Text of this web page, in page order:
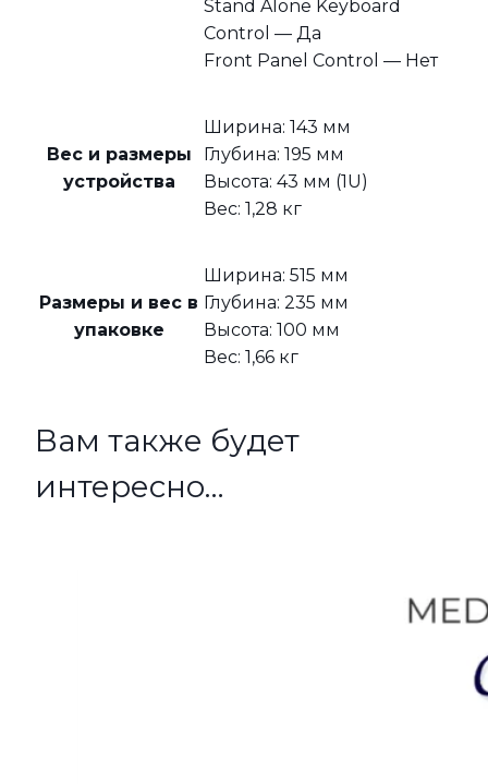
Stand Alone Keyboard
Control — Да
Front Panel Control — Нет
Вес и размеры
устройства
Ширина: 143 мм
Глубина: 195 мм
Высота: 43 мм (1U)
Вес: 1,28 кг
Размеры и вес в
упаковке
Ширина: 515 мм
Глубина: 235 мм
Высота: 100 мм
Вес: 1,66 кг
Вам также будет
интересно…